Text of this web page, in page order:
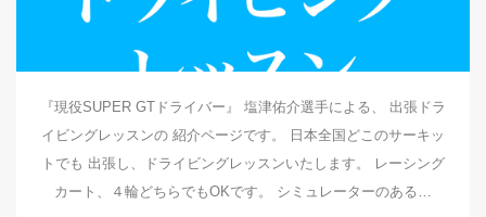
『現役SUPER GTドライバー』 塩津佑介選手による、 出張ドラ
イビングレッスンの 紹介ページです。 日本全国どこのサーキッ
トでも 出張し、ドライビングレッスンいたします。 レーシング
カート、４輪どちらでもOKです。 シミュレーターのある…